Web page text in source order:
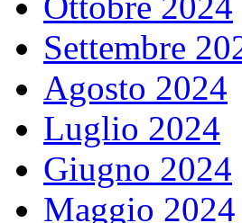
Settembre
Agosto 2024
Luglio 2024
Giugno 2024
Maggio 2024